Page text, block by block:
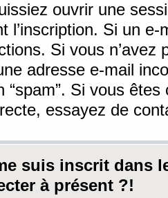
ouvrir une
l’inscription. Si un
Si vous n’avez
adresse e-mail
“spam”. Si vous
essayez de
suis inscrit dans
à présent ?!